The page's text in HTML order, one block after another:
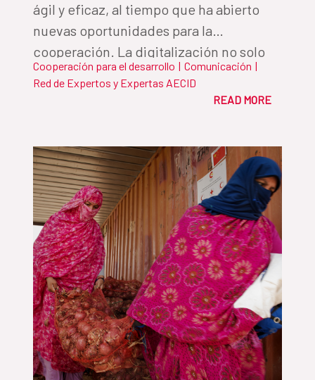
ágil y eficaz, al tiempo que ha abierto
nuevas oportunidades para la
cooperación. La digitalización no solo
mejora la eficiencia interna, sino que
actúa como catalizador para maximizar
reducir desigualdades y mejorar la vida
de las personas.
Cooperación para el desarrollo | Comunicación |
Red de Expertos y Expertas AECID
READ MORE